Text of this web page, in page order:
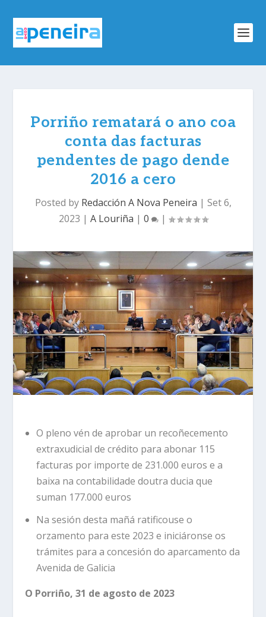
Porriño rematará o ano coa
conta das facturas
pendentes de pago dende
2016 a cero
Posted by Redacción A Nova Peneira | Set 6,
2023 | A Louriña | 0 |
O pleno vén de aprobar un recoñecemento
extraxudicial de crédito para abonar 115
facturas por importe de 231.000 euros e a
baixa na contabilidade doutra ducia que
suman 177.000 euros
Na sesión desta mañá ratificouse o
orzamento para este 2023 e iniciáronse os
trámites para a concesión do aparcamento da
Avenida de Galicia
O Porriño, 31 de agosto de 2023